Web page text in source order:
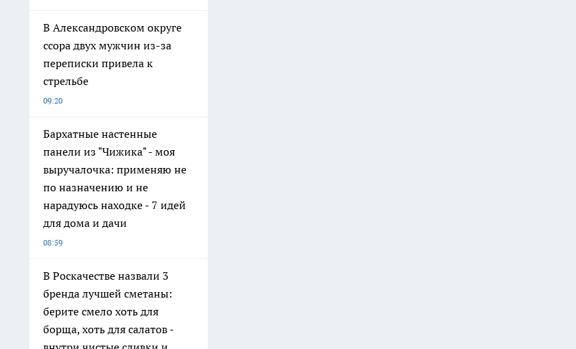
В Александровском округе
ссора двух мужчин из-за
переписки привела к
стрельбе
09:20
Бархатные настенные
панели из "Чижика" - моя
выручалочка: применяю не
по назначению и не
нарадуюсь находке - 7 идей
для дома и дачи
08:59
В Роскачестве назвали 3
бренда лучшей сметаны:
берите смело хоть для
борща, хоть для салатов -